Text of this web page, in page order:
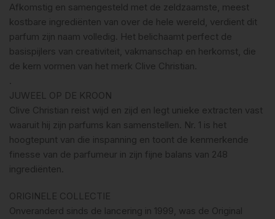
Afkomstig en samengesteld met de zeldzaamste, meest
kostbare ingrediënten van over de hele wereld, verdient dit
parfum zijn naam volledig. Het belichaamt perfect de
basispijlers van creativiteit, vakmanschap en herkomst, die
de kern vormen van het merk Clive Christian.
JUWEEL OP DE KROON
Clive Christian reist wijd en zijd en legt unieke extracten vast
waaruit hij zijn parfums kan samenstellen. Nr. 1 is het
hoogtepunt van die inspanning en toont de kenmerkende
finesse van de parfumeur in zijn fijne balans van 248
ingrediënten.
ORIGINELE COLLECTIE
Onveranderd sinds de lancering in 1999, was de Original